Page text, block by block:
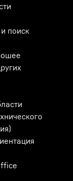
поиск